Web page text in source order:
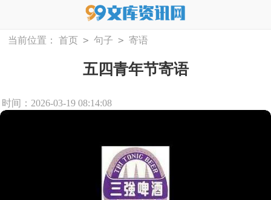
当前位置： 首页 > 句子 > 寄语
五四青年节寄语
时间：2026-03-19 08:14:08